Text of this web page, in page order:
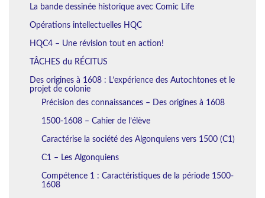
La bande dessinée historique avec Comic Life
Opérations intellectuelles HQC
HQC4 – Une révision tout en action!
TÂCHES du RÉCITUS
Des origines à 1608 : L’expérience des Autochtones et le
projet de colonie
Précision des connaissances – Des origines à 1608
1500-1608 – Cahier de l’élève
Caractérise la société des Algonquiens vers 1500 (C1)
C1 – Les Algonquiens
Compétence 1 : Caractéristiques de la période 1500-
1608